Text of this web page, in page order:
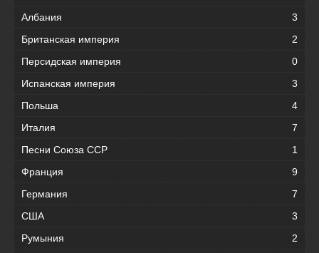
Албания
3
Британская империя
2
Персидская империя
0
Испанская империя
3
Польша
4
Италия
7
Песни Союза ССР
1
Франция
9
Германия
7
США
3
Румыния
2